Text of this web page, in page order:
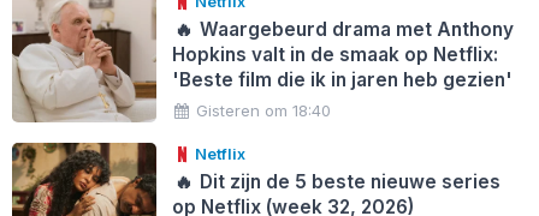
🔥 Waargebeurd drama met Anthony
Hopkins valt in de smaak op Netflix:
'Beste film die ik in jaren heb gezien'
Gisteren om 18:40
Netflix
🔥 Dit zijn de 5 beste nieuwe series
op Netflix (week 32, 2026)